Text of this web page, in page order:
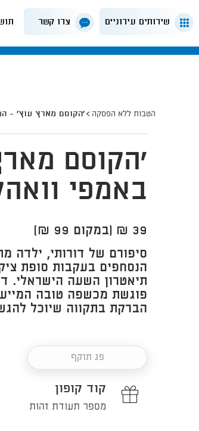
שירותים עירוניים צרו קשר
הטבות ללא הפסקה 'הקוסם מארץ עוץ' -
'הקוסם
באמפי
39 ₪ (במקום 99 ₪)
סיפורם של דורותי, ילדה
הנסחפים בעקבות סופת
תיאטרון השעה הישראלי.
פוגשת מכשפה טובה
הברקת בתקווה שיוכל
פג תוקף
קוד קופון
מספר תעודת זהות